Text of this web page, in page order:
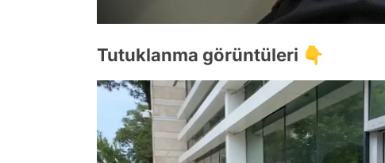
Tutuklanma görüntüleri 👇